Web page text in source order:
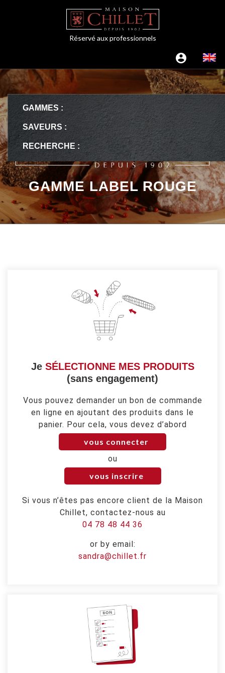
Réservé aux professionnels
GAMMES :
SAVEURS :
RECHERCHE :
GAMME LABEL ROUGE
Je SÉLECTIONNE MES PRODUITS
(sans engagement)
Vous pouvez demander un bon de commande
en ligne en ajoutant des produits dans le
panier. Pour cela, vous devez d’abord
vous connecter
ou
vous inscrire
Si vous n’êtes pas encore client de la Maison
Chillet, contactez-nous au
04 78 48 44 36
or by email:
sandra@chillet.fr